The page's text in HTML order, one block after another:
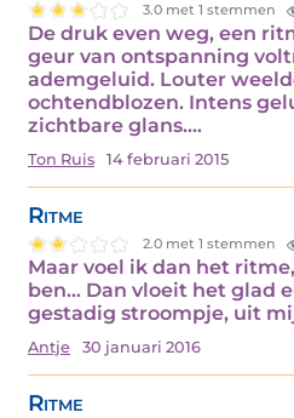
3.0 met 1 stemmen
De druk even weg, een
geur van ontspanning
ademgeluid. Louter
ochtendblozen. Intens
zichtbare glans.…
Ton Ruis 14 februari 2015
Ritme
2.0 met 1 stemmen
Maar voel ik dan het
ben... Dan vloeit het glad
gestadig stroompje, uit
Antje 30 januari 2016
Ritme